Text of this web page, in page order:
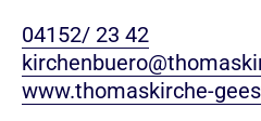
04152/ 23 42
www.thomaskirche-